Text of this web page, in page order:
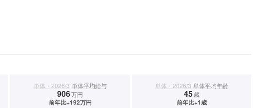
単体・2026/3 単体平均給与
906万円
前年比+192万円
単体・2026/3 単体平均年齢
45 歳
前年比+1歳